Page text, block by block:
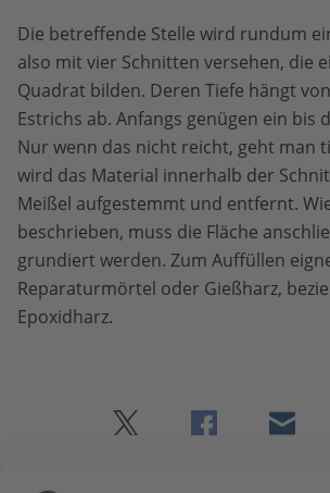
Die betreffende Stelle wird rundum
also mit vier Schnitten versehen, die
Quadrat bilden. Deren Tiefe hängt
Estrichs ab. Anfangs genügen ein bis
Nur wenn das nicht reicht, geht man
wird das Material innerhalb der
Meißel aufgestemmt und entfernt.
beschrieben, muss die Fläche
grundiert werden. Zum Auffüllen
Reparaturmörtel oder Gießharz,
Epoxidharz.